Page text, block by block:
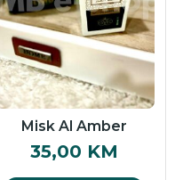
Misk Al Amber
35,00 KM